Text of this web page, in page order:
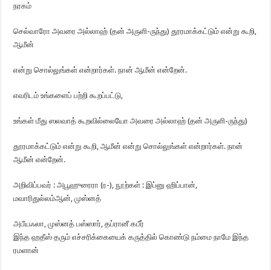
நரகம்
செல்வாரோ அவரை அல்லாஹ் (தன் அருளி-ருந்து) தூரமாக்கட்டும் என்று கூறி,
ஆமீன்
என்று சொல்லுங்கள் என்றார்கள். நான் ஆமீன் என்றேன்.
எவரிடம் உங்களைப் பற்றி கூறப்பட்டு,
உங்கள் மீது ஸலவாத் கூறவில்லையோ அவரை அல்லாஹ் (தன் அருளி-ருந்து)
தூரமாக்கட்டும் என்று கூறி, ஆமீன் என்று சொல்லுங்கள் என்றார்கள். நான்
ஆமீன் என்றேன்.
அறிவிப்பவர் : அபூஹுரைரா (ர-), நூற்கள் : இப்னு ஹிப்பான்,
மவாரிதுல்லம்ஆன், முஸ்னத்
அபீயஃலா, முஸ்னத் பஸ்ஸார், தப்ரானீ கபீர்
இந்த ஹதீஸ் தரும் எச்சரிக்கையைக் கருத்தில் கொண்டு நம்மை நாமே இந்த
ரமளான்